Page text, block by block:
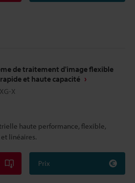
de traitement d'image flexible
et haute capacité
X
haute performance, flexible,
linéaires.
Prix